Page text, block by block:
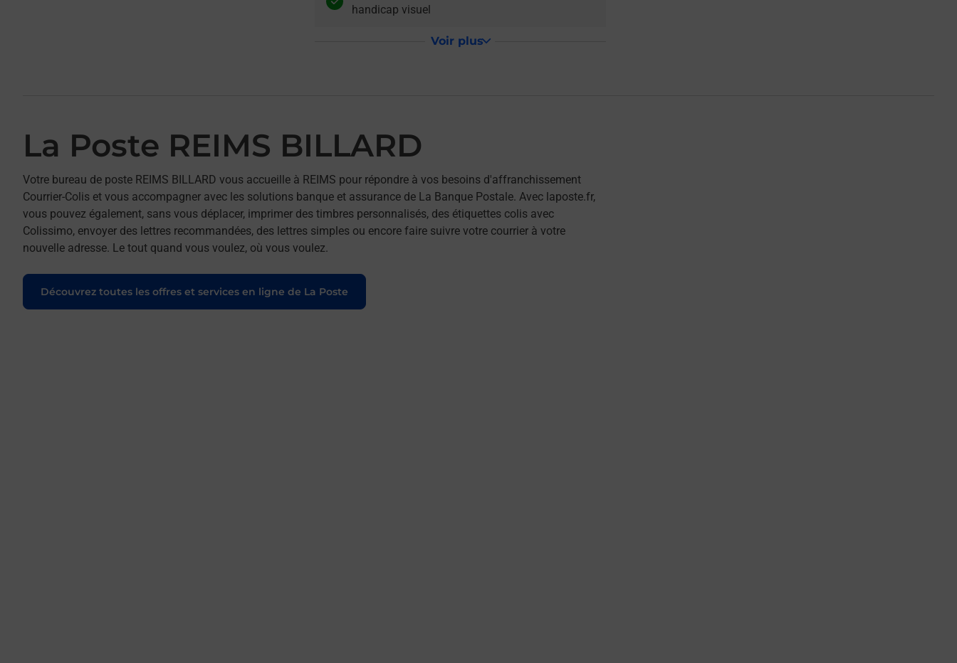
handicap visuel
Voir plus
La Poste REIMS BILLARD
Votre bureau de poste REIMS BILLARD vous accueille à REIMS pour répondre à vos besoins d'affranchissement
Courrier-Colis et vous accompagner avec les solutions banque et assurance de La Banque Postale. Avec laposte.fr,
vous pouvez également, sans vous déplacer, imprimer des timbres personnalisés, des étiquettes colis avec
Colissimo, envoyer des lettres recommandées, des lettres simples ou encore faire suivre votre courrier à votre
nouvelle adresse. Le tout quand vous voulez, où vous voulez.
Découvrez toutes les offres et services en ligne de La Poste